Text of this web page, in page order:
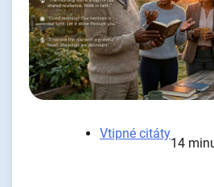
Vtipné citáty
14